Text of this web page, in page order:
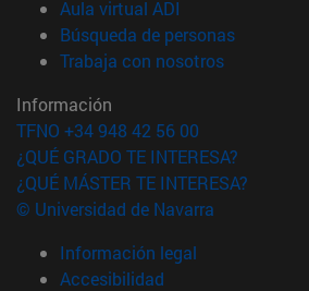
Aula virtual ADI
Búsqueda de personas(abre en
Trabaja con nosotros(abre en
Información
TFNO +34 948 42 56 00
¿QUÉ GRADO TE INTERESA?
¿QUÉ MÁSTER TE INTERESA?
© Universidad de Navarra
Información legal
Accesibilidad